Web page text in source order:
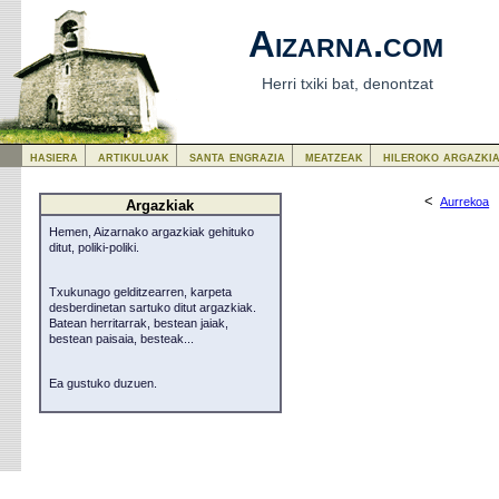
Aizarna.com
Herri txiki bat, denontzat
<Aurrekoa
Argazkiak
Hemen, Aizarnako argazkiak gehituko
ditut, poliki-poliki.
Txukunago gelditzearren, karpeta
desberdinetan sartuko ditut argazkiak.
Batean herritarrak, bestean jaiak,
bestean paisaia, besteak...
Ea gustuko duzuen.
hasiera artikuluak santa engrazia meatzeak hileroko